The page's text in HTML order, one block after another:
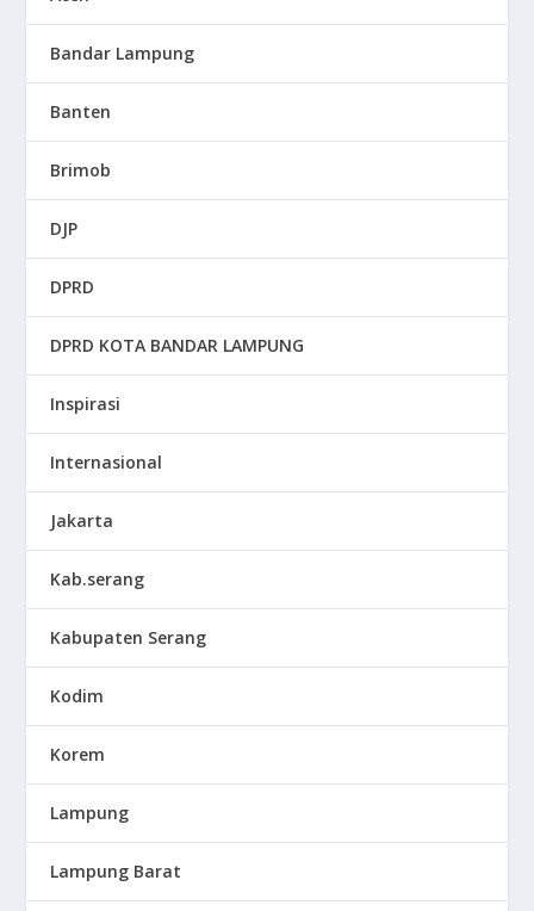
Bandar Lampung
Banten
Brimob
DJP
DPRD
DPRD KOTA BANDAR LAMPUNG
Inspirasi
Internasional
Jakarta
Kab.serang
Kabupaten Serang
Kodim
Korem
Lampung
Lampung Barat